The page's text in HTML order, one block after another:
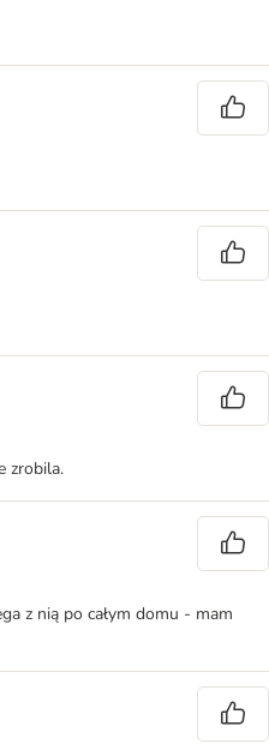
zrobila.
z nią po całym domu - mam